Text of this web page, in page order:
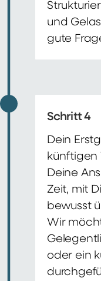
und
gute
Schritt 4
Dein
künftigen
Deine
Zeit, mit
bewusst
Wir
oder ein